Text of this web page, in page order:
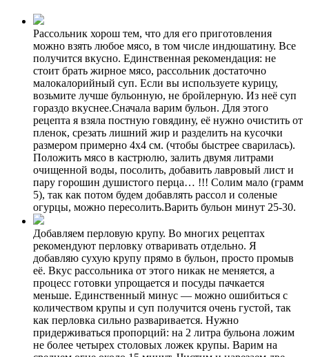
Рассольник хорош тем, что для его приготовления
можно взять любое мясо, в том числе индюшатину. Все
получится вкусно. Единственная рекомендация: не
стоит брать жирное мясо, рассольник достаточно
малокалорийный суп. Если вы используете курицу,
возьмите лучше бульонную, не бройлерную. Из неё суп
гораздо вкуснее.Сначала варим бульон. Для этого
рецепта я взяла постную говядину, её нужно очистить от
пленок, срезать лишний жир и разделить на кусочки
размером примерно 4х4 см. (чтобы быстрее сварилась).
Положить мясо в кастрюлю, залить двумя литрами
очищенной воды, посолить, добавить лавровый лист и
пару горошин душистого перца… !!! Солим мало (грамм
5), так как потом будем добавлять рассол и соленые
огурцы, можно пересолить.Варить бульон минут 25-30.
Добавляем перловую крупу. Во многих рецептах
рекомендуют перловку отваривать отдельно. Я
добавляю сухую крупу прямо в бульон, просто промыв
её. Вкус рассольника от этого никак не меняется, а
процесс готовки упрощается и посуды пачкается
меньше. Единственный минус — можно ошибиться с
количеством крупы и суп получится очень густой, так
как перловка сильно разваривается. Нужно
придерживаться пропорций: на 2 литра бульона ложим
не более четырех столовых ложек крупы. Варим на